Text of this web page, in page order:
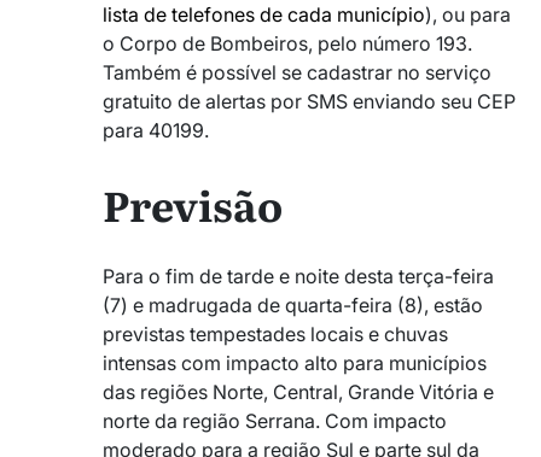
lista de telefones de cada município), ou para
o Corpo de Bombeiros, pelo número 193.
Também é possível se cadastrar no serviço
gratuito de alertas por SMS enviando seu CEP
para 40199.
Previsão
Para o fim de tarde e noite desta terça-feira
(7) e madrugada de quarta-feira (8), estão
previstas tempestades locais e chuvas
intensas com impacto alto para municípios
das regiões Norte, Central, Grande Vitória e
norte da região Serrana. Com impacto
moderado para a região Sul e parte sul da